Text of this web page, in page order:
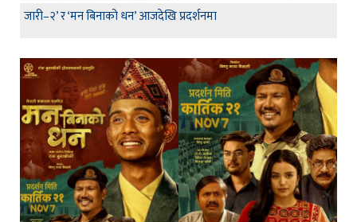
जारी–२’ र ‘मन बिनाको धन’ आजदेखि प्रदर्शनमा